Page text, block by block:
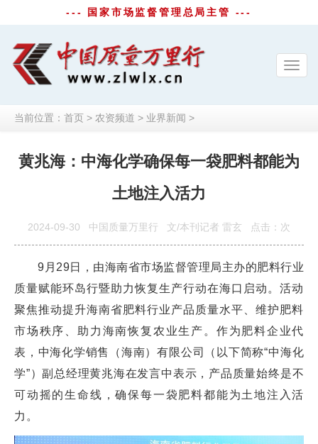
--- 国家市场监督管理总局主管 ---
当前位置： 首页 > 农资频道 > 业界新闻 >
黄兆海：中海化学确保每一袋肥料都能为
土地注入活力
2024-09-30 中国质量万里行 文/本刊记者 雷玄 点击： 次
9月29日，由海南省市场监督管理局主办的肥料行业
质量赋能环岛行暨助力恢复生产行动在海口启动。活动
聚焦推动提升海南省肥料行业产品质量水平、维护肥料
市场秩序、助力海南恢复农业生产。作为肥料企业代
表，中海化学销售（海南）有限公司（以下简称“中海化
学”）副总经理黄兆海在发言中表示，产品质量始终是不
可动摇的生命线，确保每一袋肥料都能为土地注入活
力。